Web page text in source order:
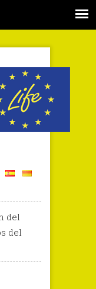
del
del